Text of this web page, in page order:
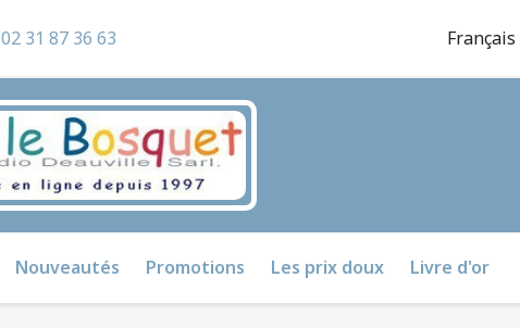
02 31 87 36 63 Français
Nouveautés Promotions Les prix doux Livre d'or